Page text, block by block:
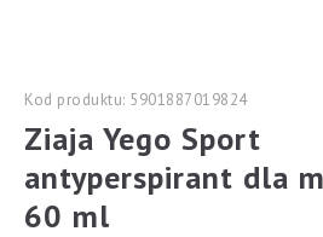
Kod produktu: 5901887019824
Ziaja Yego Sport
antyperspirant dla
60 ml